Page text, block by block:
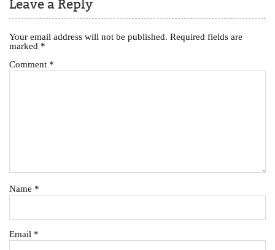
Leave a Reply
Your email address will not be published. Required fields are
marked *
Comment *
Name *
Email *